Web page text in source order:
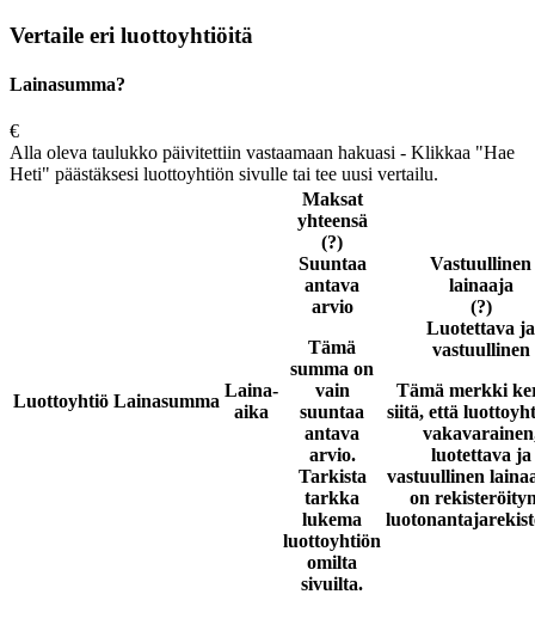
Vertaile eri luottoyhtiöitä
Lainasumma?
€
Alla oleva taulukko päivitettiin vastaamaan hakuasi - Klikkaa "Hae
Heti" päästäksesi luottoyhtiön sivulle tai tee uusi vertailu.
Luottoyhtiö Lainasumma
Laina-
aika
Maksat
yhteensä
(?)
Suuntaa
antava
arvio
Tämä
summa on
vain
suuntaa
antava
arvio.
Tarkista
tarkka
lukema
luottoyhtiön
omilta
sivuilta.
Vastuullinen
lainaaja
(?)
Luotettava ja
vastuullinen
Tämä merkki
siitä, että
luotettava ja
vastuullinen
on